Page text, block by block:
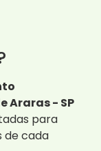
Araras - SP
para
de cada